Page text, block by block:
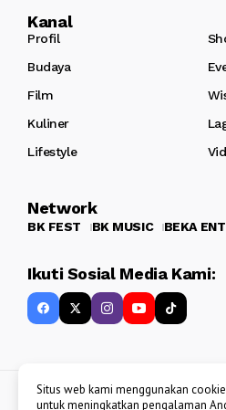
Kanal
Profil
Budaya
Film
Kuliner
Lifestyle
Network
BK FEST BK MUSIC BEKA
Ikuti Sosial Media Kami:
Copyright 2013 - 2025
Situs web kami menggunakan cookie
untuk meningkatkan pengalaman